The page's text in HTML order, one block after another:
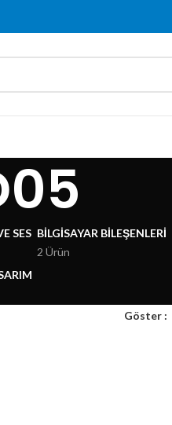
SES BILGISAYAR BILEŞENLERI
2 Ürün
Göster